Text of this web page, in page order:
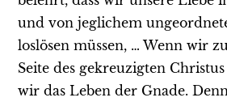
und von jeglichem
loslösen müssen, … Wenn wir
Seite des gekreuzigten
wir das Leben der Gnade.